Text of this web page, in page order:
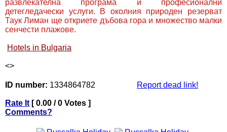
развлекателна програма и професионални
детегледачески услуги. В околния природен резерват
Таук Лиман ще откриете дъбова гора и множество малки
сенчести плажове.
Hotels in Bulgaria
<>
ID number: 1334864782
Rate It [ 0.00 / 0 Votes ]
Comments?
Report dead link!